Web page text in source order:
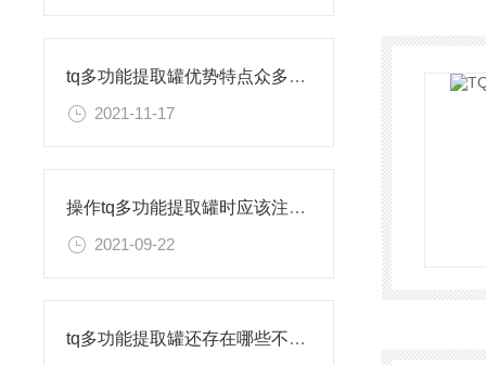
tq多功能提取罐优势特点众多，你不可错过！
2021-11-17
操作tq多功能提取罐时应该注意的几个要点
2021-09-22
tq多功能提取罐还存在哪些不足之处